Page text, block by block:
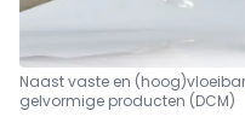
Naast vaste en
gelvormige producten (DCM)